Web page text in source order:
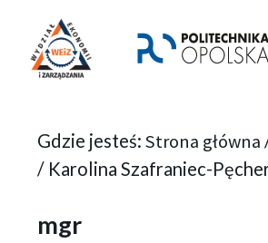
Gdzie jesteś: Strona główna
/ Karolina Szafraniec-
mgr